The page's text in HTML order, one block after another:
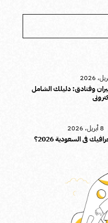
وفنادق: دليلك الشامل
8 أبريل، 2026
في السعودية 2026؟